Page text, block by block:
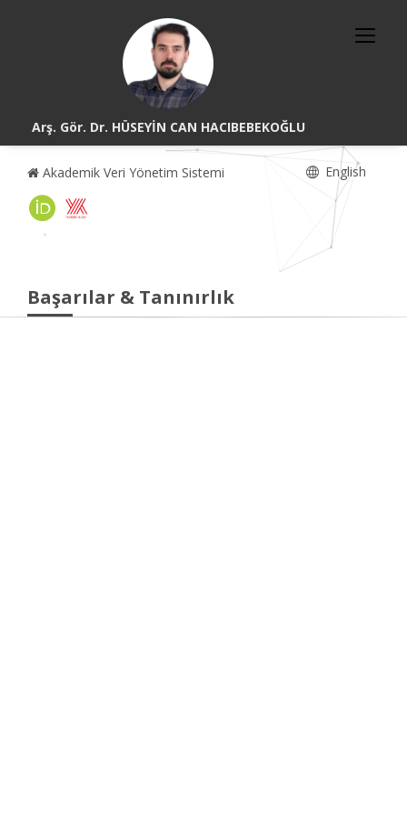
Arş. Gör. Dr. HÜSEYİN CAN HACIBEBEKOĞLU
Akademik Veri Yönetim Sistemi English
Başarılar & Tanınırlık